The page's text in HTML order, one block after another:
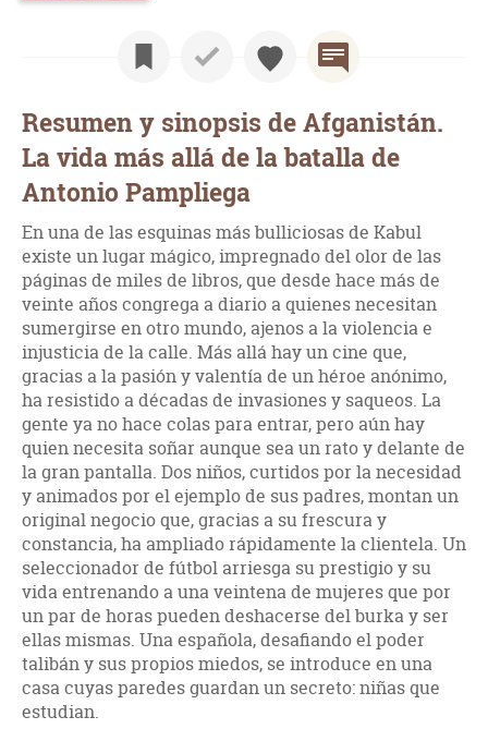
Resumen y sinopsis de Afganistán.
La vida más allá de la batalla de
Antonio Pampliega
En una de las esquinas más bulliciosas de Kabul
existe un lugar mágico, impregnado del olor de las
páginas de miles de libros, que desde hace más de
veinte años congrega a diario a quienes necesitan
sumergirse en otro mundo, ajenos a la violencia e
injusticia de la calle. Más allá hay un cine que,
gracias a la pasión y valentía de un héroe anónimo,
ha resistido a décadas de invasiones y saqueos. La
gente ya no hace colas para entrar, pero aún hay
quien necesita soñar aunque sea un rato y delante de
la gran pantalla. Dos niños, curtidos por la necesidad
y animados por el ejemplo de sus padres, montan un
original negocio que, gracias a su frescura y
constancia, ha ampliado rápidamente la clientela. Un
seleccionador de fútbol arriesga su prestigio y su
vida entrenando a una veintena de mujeres que por
un par de horas pueden deshacerse del burka y ser
ellas mismas. Una española, desafiando el poder
talibán y sus propios miedos, se introduce en una
casa cuyas paredes guardan un secreto: niñas que
estudian.